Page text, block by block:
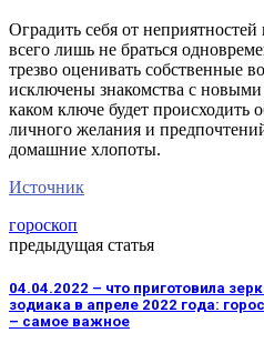
Оградить себя от
всего лишь не браться
трезво оценивать собственные
исключены знакомства с
каком ключе будет происходить
личного желания и
домашние хлопоты.
Источник
гороскоп
предыдущая статья
04.04.2022 – что приготовила
зодиака в апреле 2022 года:
– самое важное